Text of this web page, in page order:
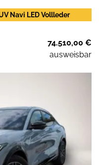
Navi LED Vollleder
74.510,00 €
ausweisbar